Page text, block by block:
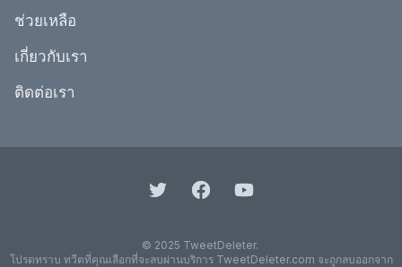
ช่วยเหลือ
เกี่ยวกับเรา
ติดต่อเรา
© 2025 TweetDeleter.
โปรดทราบ ทวีตที่คุณเลือกที่จะลบผ่านบริการ TweetDeleter.com จะถูกลบออกจาก